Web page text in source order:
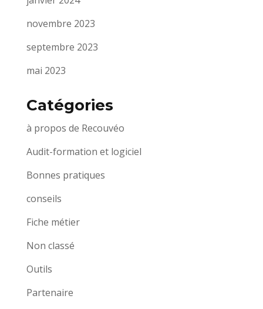
novembre 2023
septembre 2023
mai 2023
Catégories
à propos de Recouvéo
Audit-formation et logiciel
Bonnes pratiques
conseils
Fiche métier
Non classé
Outils
Partenaire